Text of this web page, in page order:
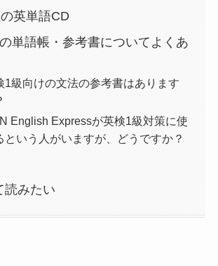
英単語CD
単語帳・参考書についてよくあ
1級向けの文法の参考書はあります
English Expressが英検1級対策に使
という人がいますが、どうですか？
読みたい